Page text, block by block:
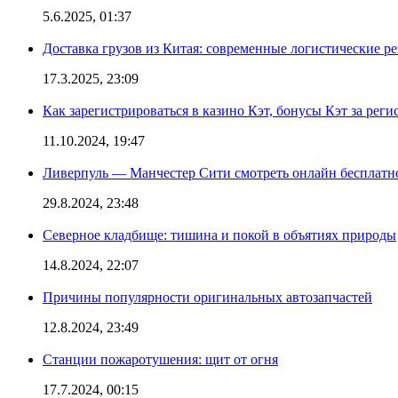
5.6.2025, 01:37
Доставка грузов из Китая: современные логистические
17.3.2025, 23:09
Как зарегистрироваться в казино Кэт, бонусы Кэт за
11.10.2024, 19:47
Ливерпуль — Манчестер Сити смотреть онлайн
29.8.2024, 23:48
Северное кладбище: тишина и покой в объятиях природы
14.8.2024, 22:07
Причины популярности оригинальных автозапчастей
12.8.2024, 23:49
Станции пожаротушения: щит от огня
17.7.2024, 00:15